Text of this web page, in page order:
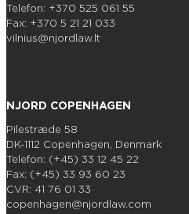
Telefon: +370 525 061 55
Fax: +370 5 21 21 033
vilnius@njordlaw.lt
NJORD COPENHAGEN
Pilestræde 58
DK-1112 Copenhagen, Denmark
Telefon: (+45) 33 12 45 22
Fax: (+45) 33 93 60 23
CVR: 41 76 01 33
copenhagen@njordlaw.com